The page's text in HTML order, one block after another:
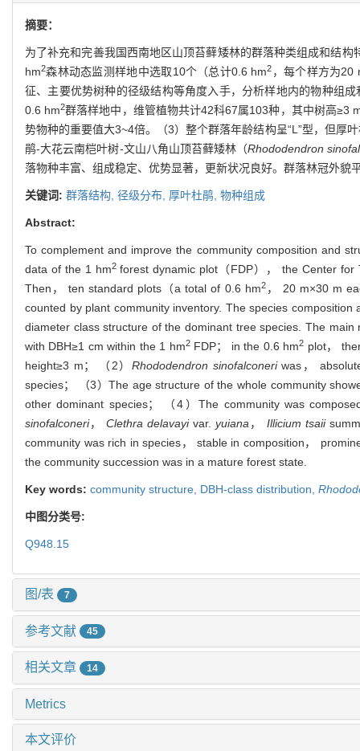
摘要：
为了补充和完善我国西南地区山顶苔藓矮林的群落种类组成和结构
hm2森林动态监测样地中选取10个（总计0.6 hm2 ，每个样方为20
征、主要优势树种的径级结构等角度入手，分析样地内的物种组
0.6 hm2群落样地中，维管植物共计42科67属103种，其中树高≥3
势物种的重要值大3~4倍。（3）整个群落年龄结构呈“L”型，但厚
鹃-大花云南桤叶树-文山八角山顶苔藓矮林（Rhododendron
落物种丰富、组成稳定、优势显著，更新状况良好。群落林冠外貌
关键词: 群落结构, 径级分布, 厚叶杜鹃, 物种组成
Abstract:
To complement and improve the community composition and
data of the 1 hm2forest dynamic plot（FDP）， the Center
Then， ten standard plots（a total of 0.6 hm2， 20 m×30 m
counted by plant community inventory. The species
diameter class structure of the dominant tree species. The
with DBH≥1 cm within the 1 hm2FDP； in the 0.6 hm2 plot，
height≥3 m； （2）Rhododendron sinofalconeriwas，
species； （3）The age structure of the whole community
other dominant species； （4）The community was
sinofalconeri，Clethra delavayivar.yuiana ， Illicium tsaii
community was rich in species， stable in composition，
the community succession was in a mature forest state.
Key words: community structure, DBH-class distribution,
中图分类号:
Q948.15
图/表 7
参考文献 45
相关文章 14
Metrics
本文评价